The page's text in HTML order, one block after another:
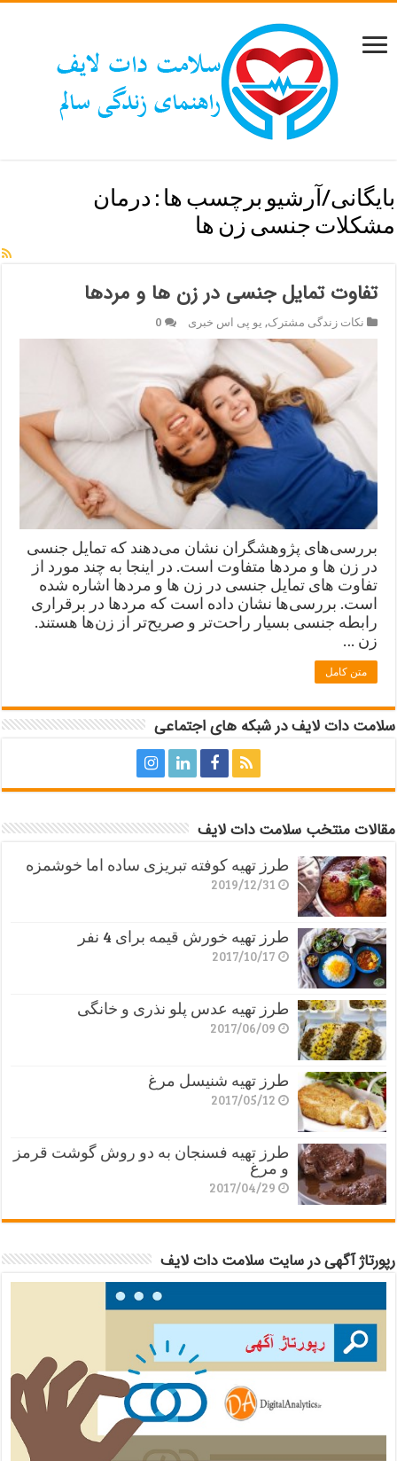
بایگانی/آرشیو برچسب ها : درمان
مشکلات جنسی زن ها
تفاوت تمایل جنسی در زن ها و مردها
نکات زندگی مشترک, یو پی اس خبری 0
بررسی‌های پژوهشگران نشان می‌دهند که تمایل جنسی
در زن ها و مردها متفاوت است. در اینجا به چند مورد از
تفاوت های تمایل جنسی در زن ها و مردها اشاره شده
است. بررسی‌ها نشان داده است که مردها در برقراری
رابطه جنسی بسیار راحت‌تر و صریح‌تر از زن‌ها هستند.
زن …
متن کامل
سلامت دات لایف در شبکه های اجتماعی
مقالات منتخب سلامت دات لایف
طرز تهیه کوفته تبریزی ساده اما خوشمزه
2019/12/31
طرز تهیه خورش قیمه برای 4 نفر
2017/10/17
طرز تهیه عدس پلو نذری و خانگی
2017/06/09
طرز تهیه شنیسل مرغ
2017/05/12
طرز تهیه فسنجان به دو روش گوشت قرمز
و مرغ
2017/04/29
رپورتاژ آگهی در سایت سلامت دات لایف